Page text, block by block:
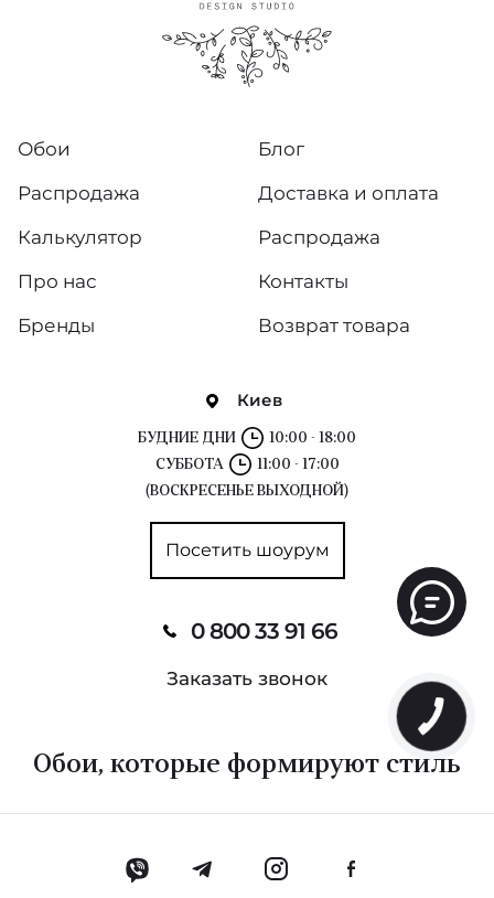
Киев
БУДНИЕ ДНИ
10:00 - 18:00
СУББОТА
11:00 - 17:00
(ВОСКРЕСЕНЬЕ ВЫХОДНОЙ)
Посетить шоурум
0 800 33 91 66
Заказать звонок
Обои
Распродажа
Калькулятор
Про нас
Бренды
Блог
Доставка и оплата
Распродажа
Контакты
Возврат товара
Обои, которые формируют стиль